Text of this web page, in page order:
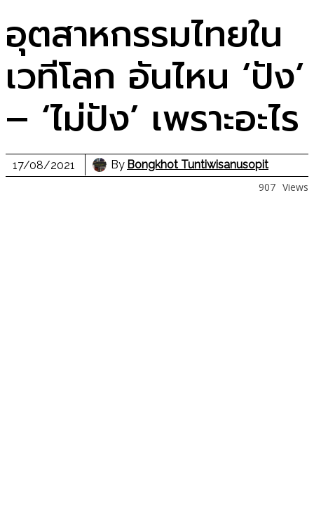
อุตสาหกรรมไทยใน
เวทีโลก อันไหน ‘ปัง’
– ‘ไม่ปัง’ เพราะอะไร
17/08/2021 By Bongkhot Tuntiwisanusopit
907 Views